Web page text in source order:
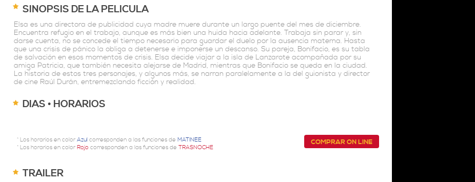
SINOPSIS DE LA PELICULA
Elsa es una directora de publicidad cuya madre muere durante un largo puente del mes de diciembre.
Encuentra refugio en el trabajo, aunque es más bien una huida hacia adelante. Trabaja sin parar y, sin
darse cuenta, no se concede el tiempo necesario para guardar el duelo por la ausencia materna. Hasta
que una crisis de pánico la obliga a detenerse e imponerse un descanso. Su pareja, Bonifacio, es su tabla
de salvación en esos momentos de crisis. Elsa decide viajar a la isla de Lanzarote acompañada por su
amiga Patricia, que también necesita alejarse de Madrid, mientras que Bonifacio se queda en la ciudad.
La historia de estos tres personajes, y algunos más, se narran paralelamente a la del guionista y director
de cine Raúl Durán, entremezclando ficción y realidad.
DIAS • HORARIOS
* Los horarios en color Azul corresponden a las funciones de MATINEE
* Los horarios en color Rojo corresponden a las funciones de TRASNOCHE
COMPRAR ON LINE
TRAILER